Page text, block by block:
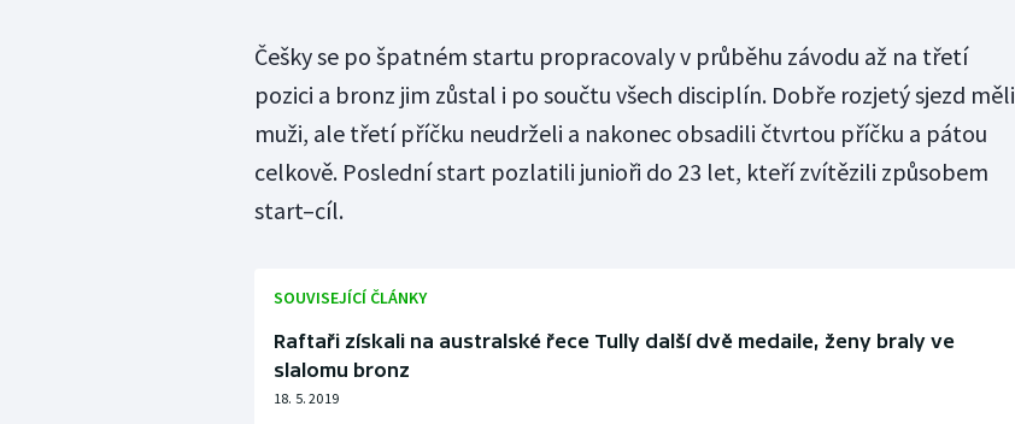
Češky se po špatném startu propracovaly v průběhu závodu až na třetí
pozici a bronz jim zůstal i po součtu všech disciplín. Dobře rozjetý sjezd měli
muži, ale třetí příčku neudrželi a nakonec obsadili čtvrtou příčku a pátou
celkově. Poslední start pozlatili junioři do 23 let, kteří zvítězili způsobem
start–cíl.
SOUVISEJÍCÍ ČLÁNKY
Raftaři získali na australské řece Tully další dvě medaile, ženy braly ve
slalomu bronz
18. 5. 2019